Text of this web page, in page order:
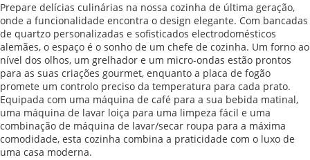
Prepare delícias culinárias na nossa cozinha de última geração,
onde a funcionalidade encontra o design elegante. Com bancadas
de quartzo personalizadas e sofisticados electrodomésticos
alemães, o espaço é o sonho de um chefe de cozinha. Um forno ao
nível dos olhos, um grelhador e um micro-ondas estão prontos
para as suas criações gourmet, enquanto a placa de fogão
promete um controlo preciso da temperatura para cada prato.
Equipada com uma máquina de café para a sua bebida matinal,
uma máquina de lavar loiça para uma limpeza fácil e uma
combinação de máquina de lavar/secar roupa para a máxima
comodidade, esta cozinha combina a praticidade com o luxo de
uma casa moderna.